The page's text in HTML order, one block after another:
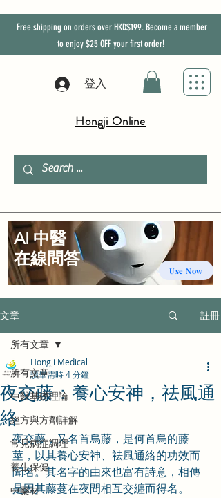
Free shipping on orders over HKD$199. Become a member
to enjoy$25 OFFyour first order!
登入
Hongji Online
文章 註冊
所有文章
中醫基礎理論
經方與方劑詳解
常見病症調理
養生保健
中藥材
所有文章
夜交藤：養心安神，祛風通
絡
Hongji Medical
讀畢需時 4 分鐘
夜交藤，又名首烏藤，是何首烏的藤
莖，以其養心安神、祛風通絡的功效而
聞名。其名字的由來也富有詩意，相傳
是因其藤蔓在夜間相互交纏而得名。
Use Now
AI 中醫
​在線問答